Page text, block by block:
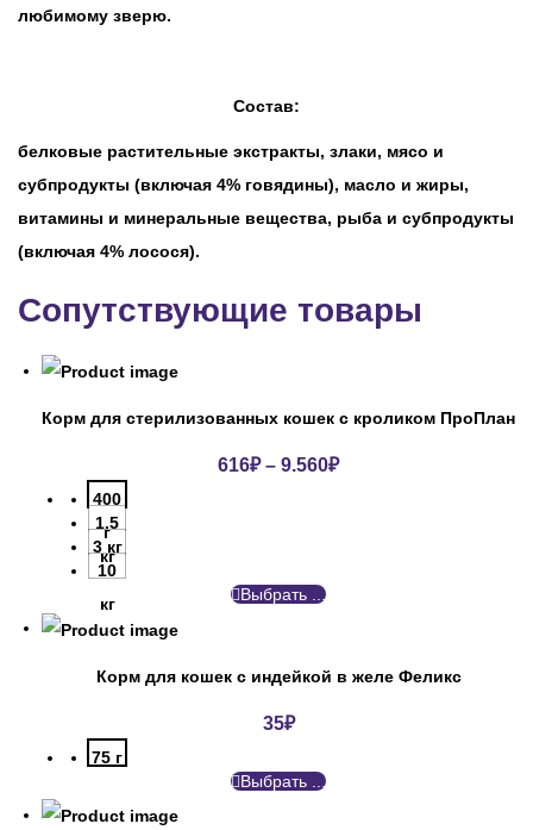
любимому зверю.
Состав:
белковые растительные экстракты, злаки, мясо и
субпродукты (включая 4% говядины), масло и жиры,
витамины и минеральные вещества, рыба и субпродукты
(включая 4% лосося).
Сопутствующие товары
Корм для стерилизованных кошек с кроликом ПроПлан
616₽– 9.560₽
400
г
1.5
кг
3 кг
10
кг
Выбрать ...
Корм для кошек с индейкой в желе Феликс
35₽
75 г
Выбрать ...